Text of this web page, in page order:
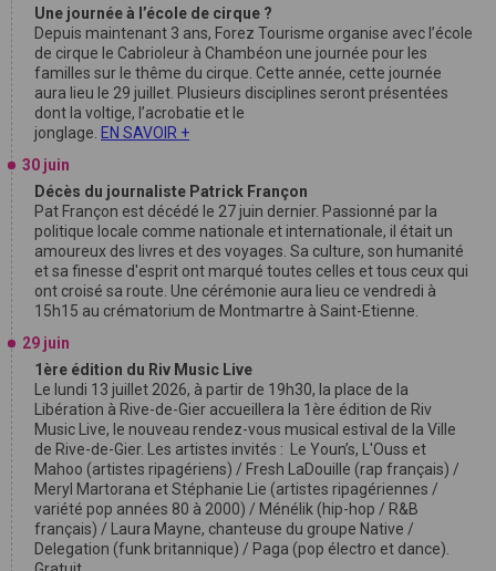
Une journée à l’école de cirque ?
Depuis maintenant 3 ans, Forez Tourisme organise avec l’école
de cirque le Cabrioleur à Chambéon une journée pour les
familles sur le thême du cirque. Cette année, cette journée
aura lieu le 29 juillet. Plusieurs disciplines seront présentées
dont la voltige, l’acrobatie et le
jonglage. EN SAVOIR +
30 juin
Décès du journaliste Patrick Françon
Pat Françon est décédé le 27 juin dernier. Passionné par la
politique locale comme nationale et internationale, il était un
amoureux des livres et des voyages. Sa culture, son humanité
et sa finesse d'esprit ont marqué toutes celles et tous ceux qui
ont croisé sa route. Une cérémonie aura lieu ce vendredi à
15h15 au crématorium de Montmartre à Saint-Etienne.
29 juin
1ère édition du Riv Music Live
Le lundi 13 juillet 2026, à partir de 19h30, la place de la
Libération à Rive-de-Gier accueillera la 1ère édition de Riv
Music Live, le nouveau rendez-vous musical estival de la Ville
de Rive-de-Gier. Les artistes invités : Le Youn’s, L'Ouss et
Mahoo (artistes ripagériens) / Fresh LaDouille (rap français) /
Meryl Martorana et Stéphanie Lie (artistes ripagériennes /
variété pop années 80 à 2000) / Ménélik (hip-hop / R&B
français) / Laura Mayne, chanteuse du groupe Native /
Delegation (funk britannique) / Paga (pop électro et dance).